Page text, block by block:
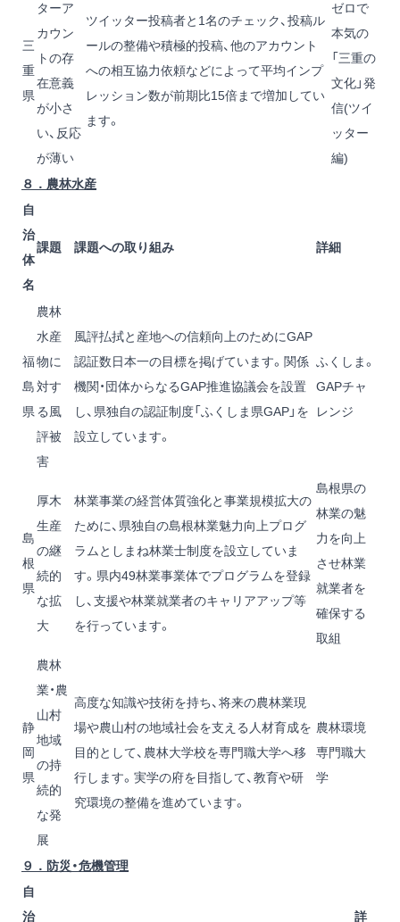
三
重
県
ターア
カウン
トの存
在意義
が小さ
い、反応
が薄い
ツイッター投稿者と1名のチェック、投稿ル
ールの整備や積極的投稿、他のアカウント
への相互協力依頼などによって平均インプ
レッション数が前期比15倍まで増加してい
ます。
ゼロで
本気の
「三重の
文化」発
信(ツイ
ッター
編)
８．農林水産
自
治
体
名
課題 課題への取り組み 詳細
福
島
県
農林
水産
物に
対す
る風
評被
害
風評払拭と産地への信頼向上のためにGAP
認証数日本一の目標を掲げています。関係
機関・団体からなるGAP推進協議会を設置
し、県独自の認証制度「ふくしま県GAP」を
設立しています。
ふくしま。
GAPチャ
レンジ
島
根
県
厚木
生産
の継
続的
な拡
大
林業事業の経営体質強化と事業規模拡大の
ために、県独自の島根林業魅力向上プログ
ラムとしまね林業士制度を設立していま
す。県内49林業事業体でプログラムを登録
し、支援や林業就業者のキャリアアップ等
を行っています。
島根県の
林業の魅
力を向上
させ林業
就業者を
確保する
取組
静
岡
県
農林
業・農
山村
地域
の持
続的
な発
展
高度な知識や技術を持ち、将来の農林業現
場や農山村の地域社会を支える人材育成を
目的として、農林大学校を専門職大学へ移
行します。実学の府を目指して、教育や研
究環境の整備を進めています。
農林環境
専門職大
学
９．防災・危機管理
自
治
詳